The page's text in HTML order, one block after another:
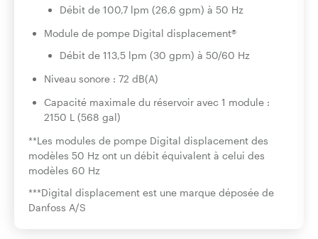
Débit de 100,7 lpm (26,6 gpm) à 50 Hz
Module de pompe Digital displacement®
Débit de 113,5 lpm (30 gpm) à 50/60 Hz
Niveau sonore : 72 dB(A)
Capacité maximale du réservoir avec 1 module :
2150 L (568 gal)
**Les modules de pompe Digital displacement des
modèles 50 Hz ont un débit équivalent à celui des
modèles 60 Hz
***Digital displacement est une marque déposée de
Danfoss A/S